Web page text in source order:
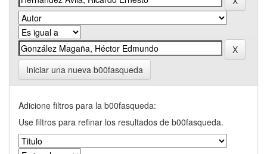
Iniciar una nueva b00fasqueda
Adicione filtros para la b00fasqueda:
Use filtros para refinar los resultados de b00fasqueda.